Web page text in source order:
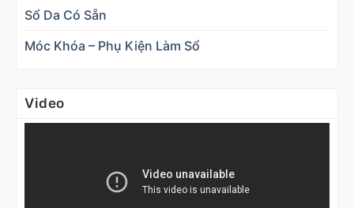
Sổ Da Có Sẵn
Móc Khóa – Phụ Kiện Làm Sổ
Video